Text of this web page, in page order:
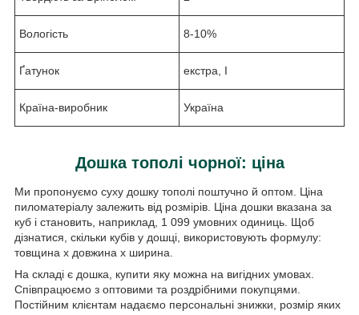
Вологість 8-10%
Ґатунок екстра, I
Країна-виробник Україна
Дошка тополі чорної: ціна
Ми пропонуємо суху дошку тополі поштучно й оптом. Ціна
пиломатеріалу залежить від розмірів. Ціна дошки вказана за
куб і становить, наприклад, 1 099 умовних одиниць. Щоб
дізнатися, скільки кубів у дошці, використовують формулу:
товщина x довжина x ширина.
На складі є дошка, купити яку можна на вигідних умовах.
Співпрацюємо з оптовими та роздрібними покупцями.
Постійним клієнтам надаємо персональні знижки, розмір яких